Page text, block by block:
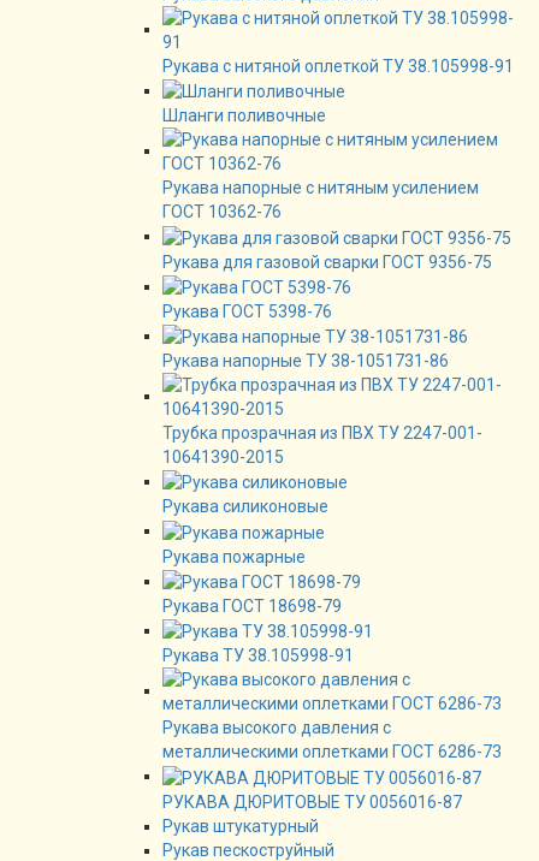
Рукава с нитяной оплеткой ТУ 38.105998-91
Шланги поливочные
Рукава напорные с нитяным усилением
ГОСТ 10362-76
Рукава для газовой сварки ГОСТ 9356-75
Рукава ГОСТ 5398-76
Рукава напорные ТУ 38-1051731-86
Трубка прозрачная из ПВХ ТУ 2247-001-
10641390-2015
Рукава силиконовые
Рукава пожарные
Рукава ГОСТ 18698-79
Рукава ТУ 38.105998-91
Рукава высокого давления с
металлическими оплетками ГОСТ 6286-73
РУКАВА ДЮРИТОВЫЕ ТУ 0056016-87
Рукав штукатурный
Рукав пескоструйный